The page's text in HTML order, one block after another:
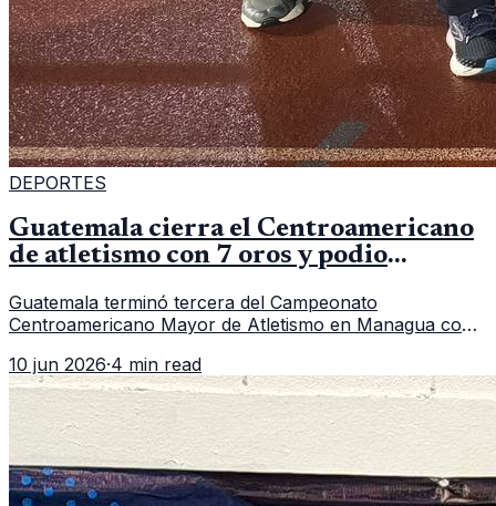
DEPORTES
Guatemala cierra el Centroamericano
de atletismo con 7 oros y podio
Guatemala terminó tercera del Campeonato
Centroamericano Mayor de Atletismo en Managua con
de CDAG.
10 jun 2026·4 min read